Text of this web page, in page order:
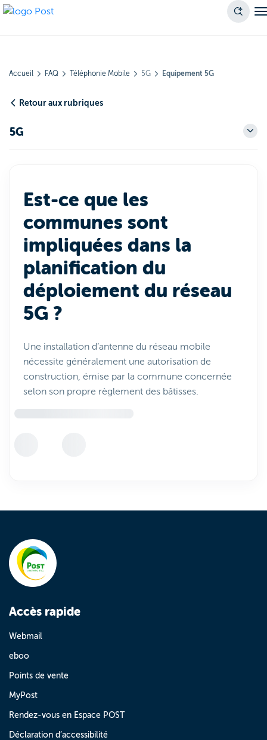
Accueil FAQ Téléphonie Mobile 5G Equipement 5G
Retour aux rubriques
5G
Est-ce que les
communes sont
impliquées dans la
planification du
déploiement du réseau
5G ?
Une installation d’antenne du réseau mobile
nécessite généralement une autorisation de
construction, émise par la commune concernée
selon son propre règlement des bâtisses.
Accès rapide
Webmail
eboo
Points de vente
MyPost
Rendez-vous en Espace POST
Déclaration d’accessibilité